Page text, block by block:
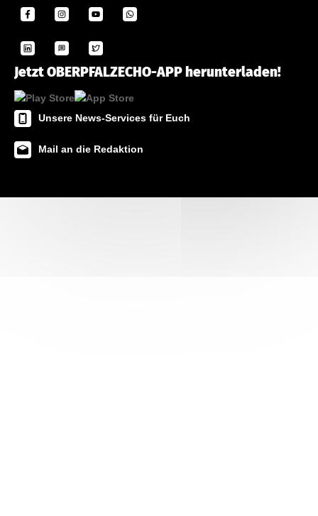
Jetzt OBERPFALZECHO-APP herunterladen!
Unsere News-Services für Euch
Mail an die Redaktion